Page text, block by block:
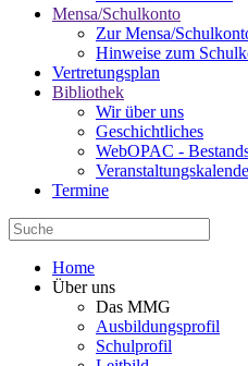
Mensa/Schulkonto
Zur Mensa/
Hinweise zum
Vertretungsplan
Bibliothek
Wir über uns
Geschichtliches
WebOPAC -
Termine
Home
Über uns
Das MMG
Ausbildungsprofil
Schulprofil